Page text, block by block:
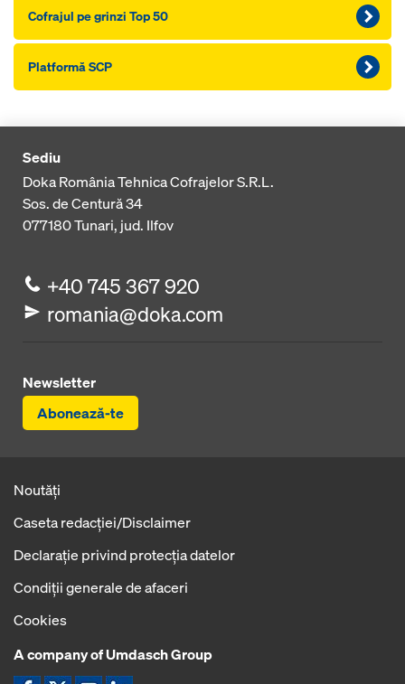
Cofrajul pe grinzi Top 50
Platformă SCP
Sediu
Doka România Tehnica Cofrajelor S.R.L.
Sos. de Centură 34
077180Tunari, jud. Ilfov
+40 745 367 920
romania@doka.com
Newsletter
Abonează-te
Noutăți
Caseta redacţiei/Disclaimer
Declaraţie privind protecţia datelor
Condiţii generale de afaceri
Cookies
A company of Umdasch Group